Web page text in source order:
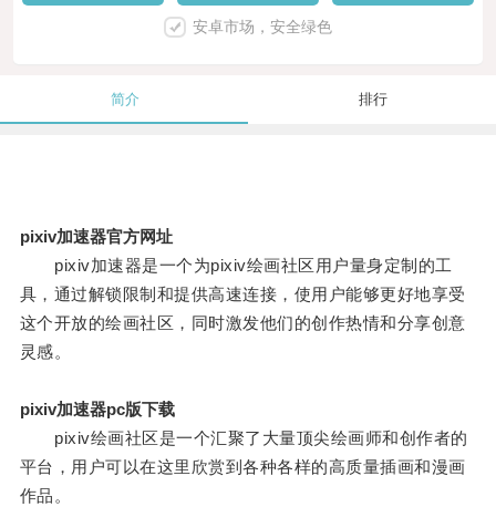
安卓市场，安全绿色
简介 排行
pixiv加速器官方网址
pixiv加速器是一个为pixiv绘画社区用户量身定制的工
具，通过解锁限制和提供高速连接，使用户能够更好地享受
这个开放的绘画社区，同时激发他们的创作热情和分享创意
灵感。
pixiv加速器pc版下载
pixiv绘画社区是一个汇聚了大量顶尖绘画师和创作者的
平台，用户可以在这里欣赏到各种各样的高质量插画和漫画
作品。